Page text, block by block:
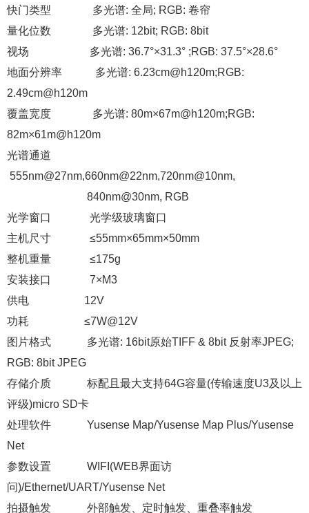
快门类型 多光谱: 全局; RGB: 卷帘
量化位数 多光谱: 12bit; RGB: 8bit
视场 多光谱: 36.7°×31.3° ;RGB: 37.5°×28.6°
地面分辨率 多光谱: 6.23cm@h120m;RGB:
2.49cm@h120m
覆盖宽度 多光谱: 80m×67m@h120m;RGB:
82m×61m@h120m
光谱通道
555nm@27nm,660nm@22nm,720nm@10nm,
840nm@30nm, RGB
光学窗口 光学级玻璃窗口
主机尺寸 ≤55mm×65mm×50mm
整机重量 ≤175g
安装接口 7×M3
供电 12V
功耗 ≤7W@12V
图片格式 多光谱: 16bit原始TIFF & 8bit 反射率JPEG;
RGB: 8bit JPEG
存储介质 标配且最大支持64G容量(传输速度U3及以上
评级)micro SD卡
处理软件 Yusense Map/Yusense Map Plus/Yusense
Net
参数设置 WIFI(WEB界面访
问)/Ethernet/UART/Yusense Net
拍摄触发 外部触发、定时触发、重叠率触发